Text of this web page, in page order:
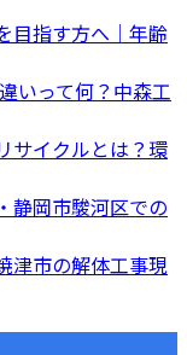
目指す方へ｜年齢
いって何？中森工
サイクルとは？環
静岡市駿河区での
津市の解体工事現